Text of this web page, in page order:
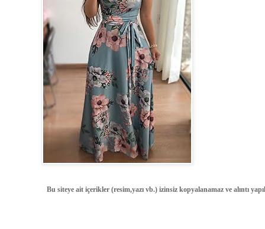
Bu siteye ait içerikler (resim,yazı vb.) izinsiz kopyalanamaz ve alıntı